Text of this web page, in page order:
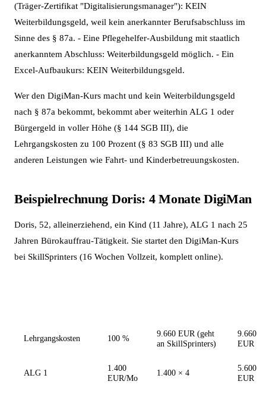
(Träger-Zertifikat "Digitalisierungsmanager"): KEIN
Weiterbildungsgeld, weil kein anerkannter Berufsabschluss im
Sinne des § 87a. - Eine Pflegehelfer-Ausbildung mit staatlich
anerkanntem Abschluss: Weiterbildungsgeld möglich. - Ein
Excel-Aufbaukurs: KEIN Weiterbildungsgeld.
Wer den DigiMan-Kurs macht und kein Weiterbildungsgeld
nach § 87a bekommt, bekommt aber weiterhin ALG 1 oder
Bürgergeld in voller Höhe (§ 144 SGB III), die
Lehrgangskosten zu 100 Prozent (§ 83 SGB III) und alle
anderen Leistungen wie Fahrt- und Kinderbetreuungskosten.
Beispielrechnung Doris: 4 Monate DigiMan
Doris, 52, alleinerziehend, ein Kind (11 Jahre), ALG 1 nach 25
Jahren Bürokauffrau-Tätigkeit. Sie startet den DigiMan-Kurs
bei SkillSprinters (16 Wochen Vollzeit, komplett online).
Lehrgangskosten 100 %
9.660 EUR (geht
an SkillSprinters)
9.660
EUR
ALG 1
1.400
EUR/Mo
1.400 × 4
5.600
EUR